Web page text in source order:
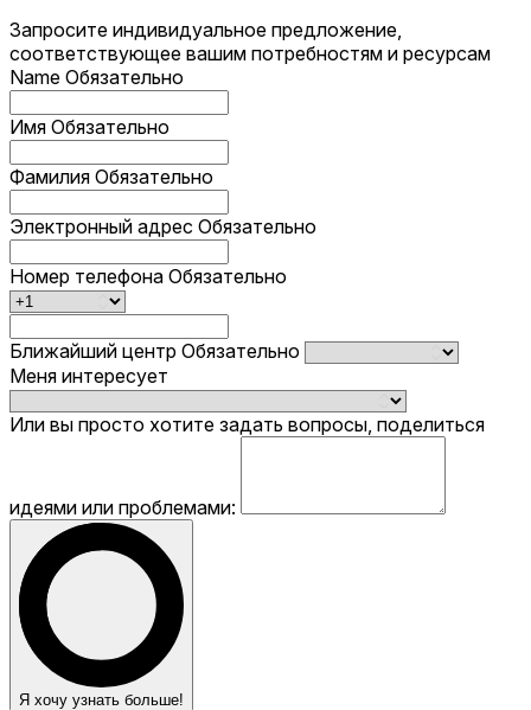
Запросите индивидуальное предложение,
соответствующее вашим потребностям и ресурсам
Name Обязательно
Имя Обязательно
Фамилия Обязательно
Электронный адрес Обязательно
Номер телефона Обязательно
Ближайший центр Обязательно
Меня интересует
Или вы просто хотите задать вопросы, поделиться
идеями или проблемами:
Я хочу узнать больше!